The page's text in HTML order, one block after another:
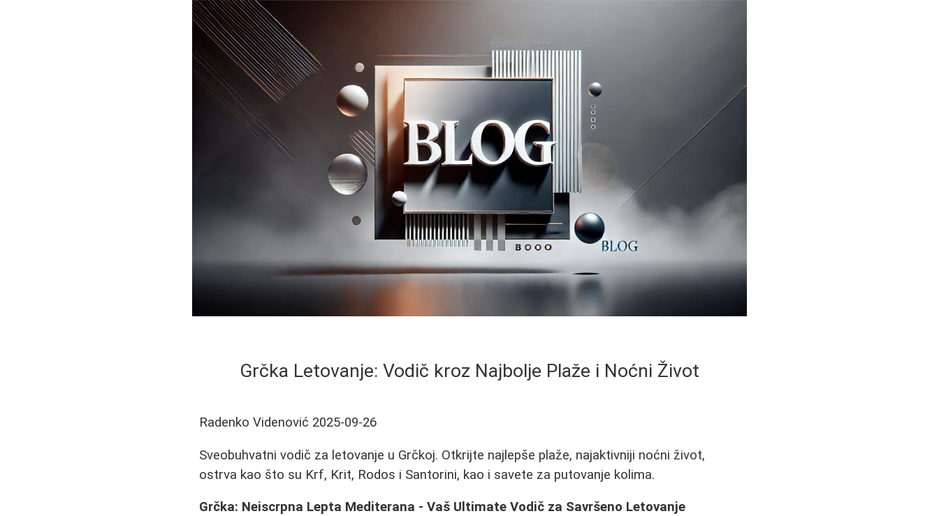
Grčka Letovanje: Vodič kroz Najbolje Plaže i Noćni Život
Radenko Videnović 2025-09-26
Sveobuhvatni vodič za letovanje u Grčkoj. Otkrijte najlepše plaže, najaktivniji noćni život,
ostrva kao što su Krf, Krit, Rodos i Santorini, kao i savete za putovanje kolima.
Grčka: Neiscrpna Lepta Mediterana - Vaš Ultimate Vodič za Savršeno Letovanje